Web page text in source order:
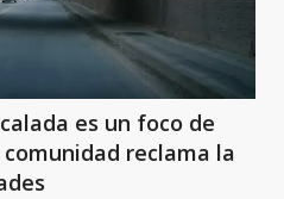
es un foco de
reclama la